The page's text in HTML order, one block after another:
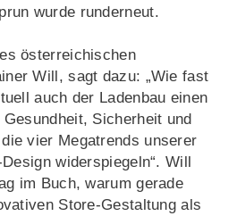
wurde runderneut.
österreichischen
Will, sagt dazu: „Wie fast
auch der Ladenbau einen
Sicherheit und
vier Megatrends unserer
widerspiegeln“. Will
im Buch, warum gerade
Store-Gestaltung als